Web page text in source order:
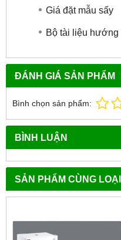
Giá đặt mẫu sấy
Bộ tài liệu hướng
ĐÁNH GIÁ SẢN PHẨM
Bình chọn sản phẩm:
BÌNH LUẬN
SẢN PHẨM CÙNG LOẠI